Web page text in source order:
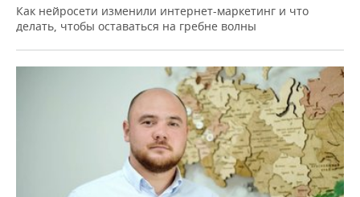
Как нейросети изменили интернет-маркетинг и что
делать, чтобы оставаться на гребне волны